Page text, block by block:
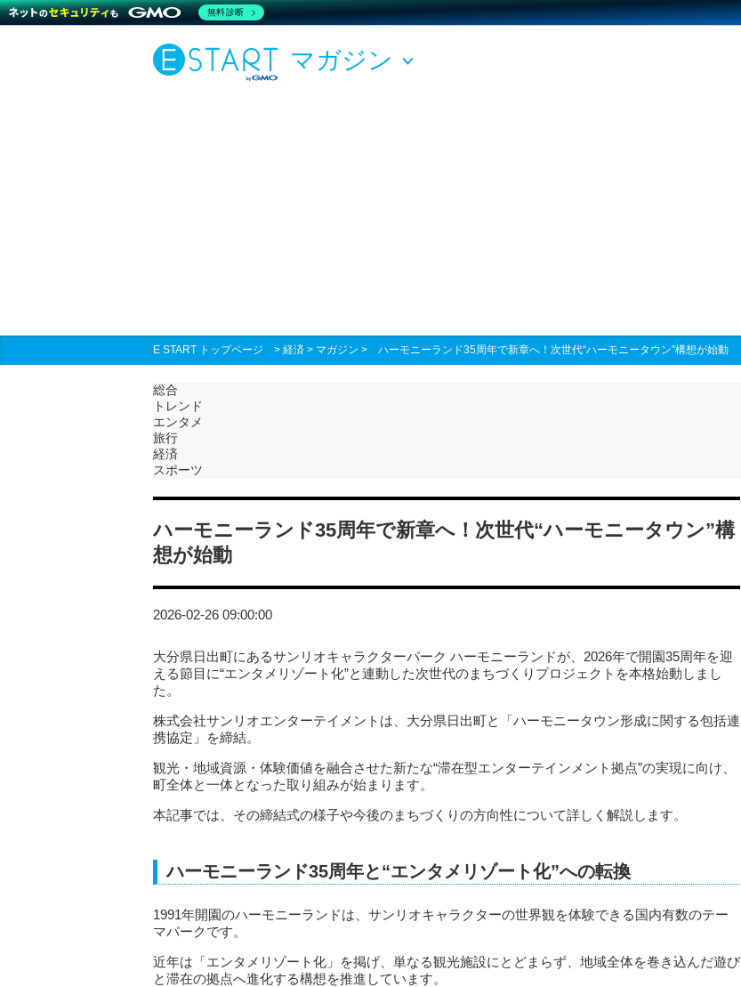
マガジン
E START トップページ > 経済 > マガジン > ハーモニーランド35周年で新章へ！次世代“ハーモニータウン”構想が始動
総合
トレンド
エンタメ
旅行
経済
スポーツ
ハーモニーランド35周年で新章へ！次世代“ハーモニータウン”構
想が始動
2026-02-26 09:00:00
大分県日出町にあるサンリオキャラクターパーク ハーモニーランドが、2026年で開園35周年を迎
える節目に“エンタメリゾート化”と連動した次世代のまちづくりプロジェクトを本格始動しまし
た。
株式会社サンリオエンターテイメントは、大分県日出町と「ハーモニータウン形成に関する包括連
携協定」を締結。
観光・地域資源・体験価値を融合させた新たな“滞在型エンターテインメント拠点”の実現に向け、
町全体と一体となった取り組みが始まります。
本記事では、その締結式の様子や今後のまちづくりの方向性について詳しく解説します。
ハーモニーランド35周年と“エンタメリゾート化”への転換
1991年開園のハーモニーランドは、サンリオキャラクターの世界観を体験できる国内有数のテー
マパークです。
近年は「エンタメリゾート化」を掲げ、単なる観光施設にとどまらず、地域全体を巻き込んだ遊び
と滞在の拠点へ進化する構想を推進しています。
無料診断